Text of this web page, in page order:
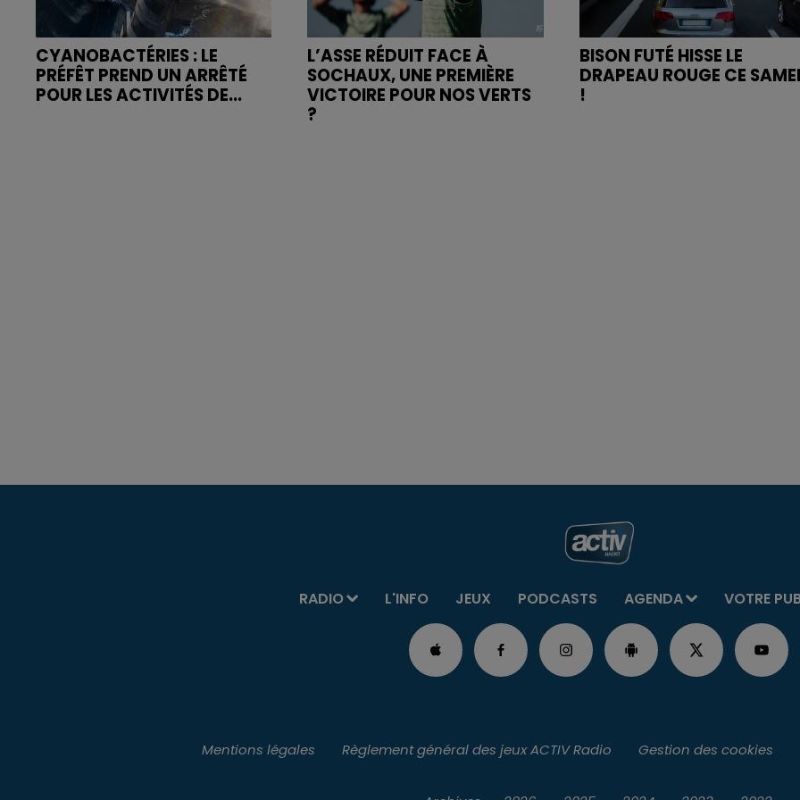
CYANOBACTÉRIES : LE
PRÉFÊT PREND UN ARRÊTÉ
POUR LES ACTIVITÉS DE...
L’ASSE RÉDUIT FACE À
SOCHAUX, UNE PREMIÈRE
VICTOIRE POUR NOS VERTS
?
BISON FUTÉ HISSE LE
DRAPEAU ROUGE CE
!
RADIO L'INFO JEUX PODCASTS AGENDA VOTRE
Mentions légales Règlement général des jeux ACTIV Radio Gestion des cookies